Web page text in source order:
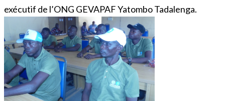
exécutif de l’ONG GEVAPAF Yatombo Tadalenga.